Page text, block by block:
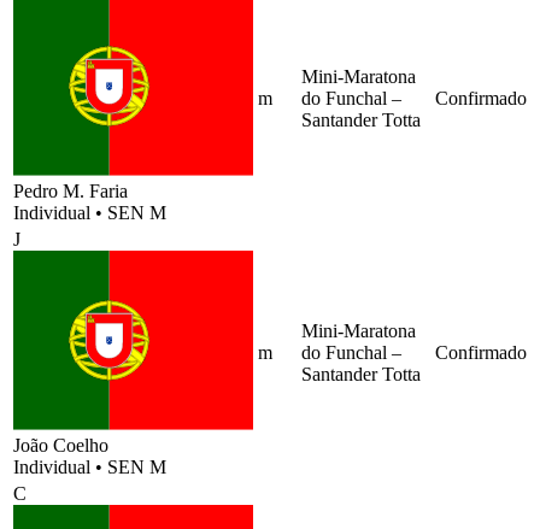
Pedro M. Faria
Individual • SEN M
m
Mini-Maratona
do Funchal –
Santander Totta
Confirmado
J
João Coelho
Individual • SEN M
m
Mini-Maratona
do Funchal –
Santander Totta
Confirmado
C